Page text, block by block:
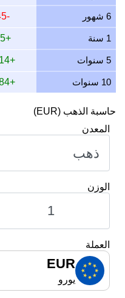
11 يوليو 2026 1,802.47
10 يوليو 2026 1,794.74
9 يوليو 2026 1,806.40
6 شهور -417.45
1 سنة +878.65
5 سنوات +2,293.14
10 سنوات +2,591.84
حاسبة الذهب (EUR)
المعدن
الوزن
العملة
EUR
يورو